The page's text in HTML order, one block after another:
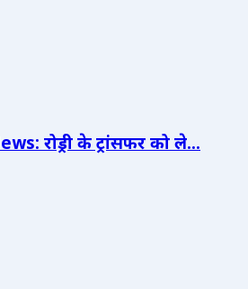
रोड्री के ट्रांसफर को ले...